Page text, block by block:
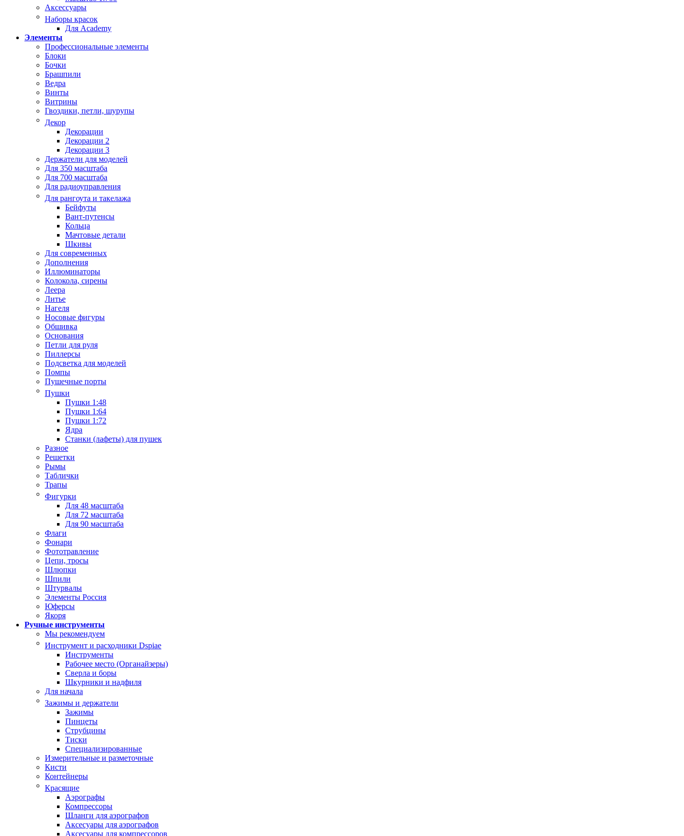
Аксессуары
Наборы красок
Для Academy
Элементы
Профессиональные элементы
Блоки
Бочки
Брашпили
Ведра
Винты
Витрины
Гвоздики, петли, шурупы
Декор
Декорации
Декорации 2
Декорации 3
Держатели для моделей
Для 350 масштаба
Для 700 масштаба
Для радиоуправления
Для рангоута и такелажа
Бейфуты
Вант-путенсы
Кольца
Мачтовые детали
Шкивы
Для современных
Дополнения
Иллюминаторы
Колокола, сирены
Леера
Литье
Нагеля
Носовые фигуры
Обшивка
Основания
Петли для руля
Пиллерсы
Подсветка для моделей
Помпы
Пушечные порты
Пушки
Пушки 1:48
Пушки 1:64
Пушки 1:72
Ядра
Станки (лафеты) для пушек
Разное
Решетки
Рымы
Таблички
Трапы
Фигурки
Для 48 масштаба
Для 72 масштаба
Для 90 масштаба
Флаги
Фонари
Фототравление
Цепи, тросы
Шлюпки
Шпили
Штурвалы
Элементы Россия
Юферсы
Якоря
Ручные инструменты
Мы рекомендуем
Инструмент и расходники Dspiae
Инструменты
Рабочее место (Органайзеры)
Сверла и боры
Шкурники и надфиля
Для начала
Зажимы и держатели
Зажимы
Пинцеты
Струбцины
Тиски
Специализированные
Измерительные и разметочные
Кисти
Контейнеры
Красящие
Аэрографы
Компрессоры
Шланги для аэрографов
Аксесуары для аэрографов
Аксесуары для компрессоров